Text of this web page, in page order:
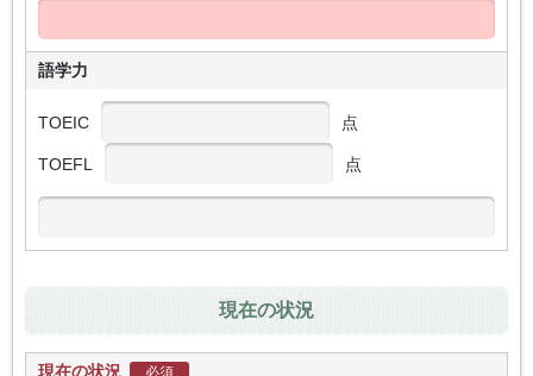
語学力
TOEIC 点
TOEFL 点
現在の状況
現在の状況